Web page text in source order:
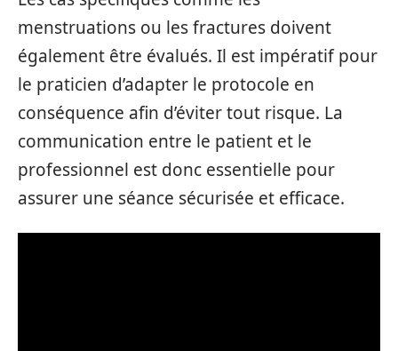
menstruations ou les fractures doivent
également être évalués. Il est impératif pour
le praticien d’adapter le protocole en
conséquence afin d’éviter tout risque. La
communication entre le patient et le
professionnel est donc essentielle pour
assurer une séance sécurisée et efficace.